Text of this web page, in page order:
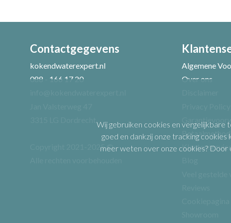
Uw naam *
Contactgegevens
kokendwaterexpert.nl
088 - 166 17 20
Copyright 2021-2025 ©
Algemene
Over ons
Wij gebruiken cookies en
goed en dankzij onze tracking
meer weten over onze cookies? Door